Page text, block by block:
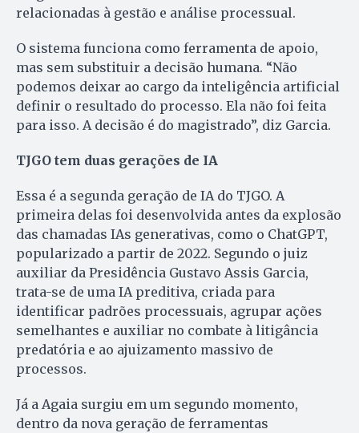
relacionadas à gestão e análise processual.
O sistema funciona como ferramenta de apoio,
mas sem substituir a decisão humana. “Não
podemos deixar ao cargo da inteligência artificial
definir o resultado do processo. Ela não foi feita
para isso. A decisão é do magistrado”, diz Garcia.
TJGO tem duas gerações de IA
Essa é a segunda geração de IA do TJGO. A
primeira delas foi desenvolvida antes da explosão
das chamadas IAs generativas, como o ChatGPT,
popularizado a partir de 2022. Segundo o juiz
auxiliar da Presidência Gustavo Assis Garcia,
trata-se de uma IA preditiva, criada para
identificar padrões processuais, agrupar ações
semelhantes e auxiliar no combate à litigância
predatória e ao ajuizamento massivo de
processos.
Já a Agaia surgiu em um segundo momento,
dentro da nova geração de ferramentas